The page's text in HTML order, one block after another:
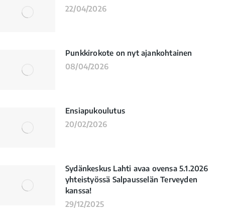
22/04/2026
Punkkirokote on nyt ajankohtainen
08/04/2026
Ensiapukoulutus
20/02/2026
Sydänkeskus Lahti avaa ovensa 5.1.2026
yhteistyössä Salpausselän Terveyden
kanssa!
29/12/2025